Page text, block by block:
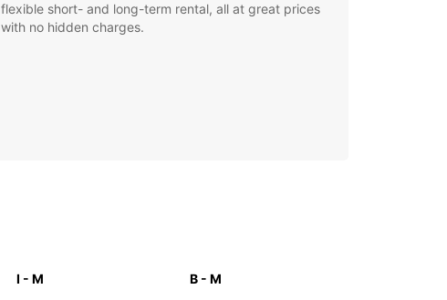
flexible short- and long-term rental, all at great prices
with no hidden charges.
I - M
B - M